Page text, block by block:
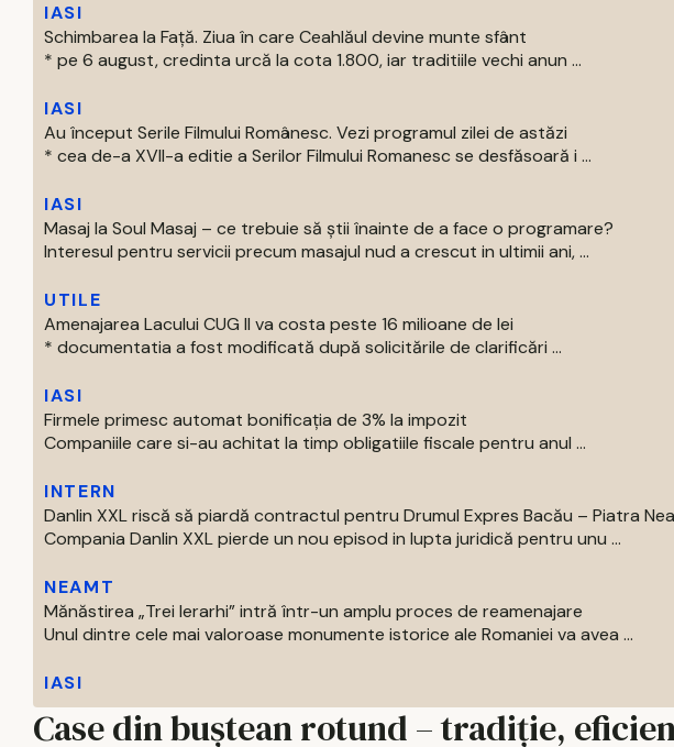
IASI
Schimbarea la Față. Ziua în care Ceahlăul devine munte sfânt
* pe 6 august, credinta urcă la cota 1.800, iar traditiile vechi anun ...
IASI
Au început Serile Filmului Românesc. Vezi programul zilei de astăzi
* cea de-a XVII-a editie a Serilor Filmului Romanesc se desfăsoară i ...
IASI
Masaj la Soul Masaj – ce trebuie să știi înainte de a face o programare?
Interesul pentru servicii precum masajul nud a crescut in ultimii ani, ...
UTILE
Amenajarea Lacului CUG II va costa peste 16 milioane de lei
* documentatia a fost modificată după solicitările de clarificări ...
IASI
Firmele primesc automat bonificația de 3% la impozit
Companiile care si-au achitat la timp obligatiile fiscale pentru anul ...
INTERN
Danlin XXL riscă să piardă contractul pentru Drumul Expres Bacău – Piatra
Compania Danlin XXL pierde un nou episod in lupta juridică pentru unu ...
NEAMT
Mănăstirea „Trei Ierarhi” intră într-un amplu proces de reamenajare
Unul dintre cele mai valoroase monumente istorice ale Romaniei va avea ...
IASI
Case din buștean rotund – tradiție,